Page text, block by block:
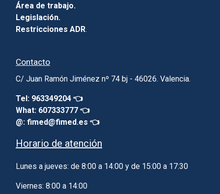
Área de trabajo.
Legislación.
Restricciones ADR.
Contacto
C/ Juan Ramón Jiménez nº 74 bj - 46026. Valencia.
Tel: 963349204 👈
What: 607333777 👈
@: fimed@fimed.es 👈
Horario de atención
Lunes a jueves: de 8:00 a 14:00 y de 15:00 a 17:30
Viernes: 8:00 a 14:00